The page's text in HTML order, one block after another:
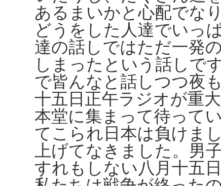
あるまいかと心配でな
どうをした人達でいっ
達の話しではただ一発
しまったという話しで
で皆んなと話しつつ夜
十五日正午ラジオが重
本堂に集まって待って
てこられ日本は負けま
上げてなきました。男
すれもしない八月十五